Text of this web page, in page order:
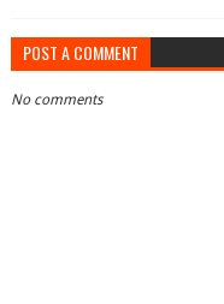
POST A COMMENT
No comments